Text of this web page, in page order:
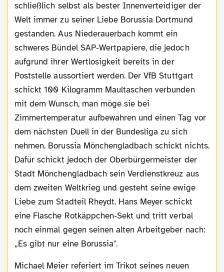
schließlich selbst als bester Innenverteidiger der
Welt immer zu seiner Liebe Borussia Dortmund
gestanden. Aus Niederauerbach kommt ein
schweres Bündel SAP-Wertpapiere, die jedoch
aufgrund ihrer Wertlosigkeit bereits in der
Poststelle aussortiert werden. Der VfB Stuttgart
schickt 100 Kilogramm Maultaschen verbunden
mit dem Wunsch, man möge sie bei
Zimmertemperatur aufbewahren und einen Tag vor
dem nächsten Duell in der Bundesliga zu sich
nehmen. Borussia Mönchengladbach schickt nichts.
Dafür schickt jedoch der Oberbürgermeister der
Stadt Mönchengladbach sein Verdienstkreuz aus
dem zweiten Weltkrieg und gesteht seine ewige
Liebe zum Stadteil Rheydt. Hans Meyer schickt
eine Flasche Rotkäppchen-Sekt und tritt verbal
noch einmal gegen seinen alten Arbeitgeber nach:
„Es gibt nur eine Borussia".
Michael Meier referiert im Trikot seines neuen